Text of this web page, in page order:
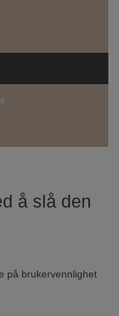
å slå den
på brukervennlighet